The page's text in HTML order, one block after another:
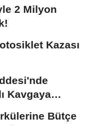
2 Milyon
Kazası
Kavgaya
Bütçe